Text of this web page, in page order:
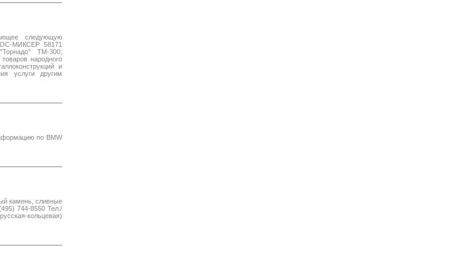
следующую
МИКСЕР 58171
ТМ-300;
народного
и
услуги другим
по BMW
камень, сливные
744-8550 Тел./
кольцевая)